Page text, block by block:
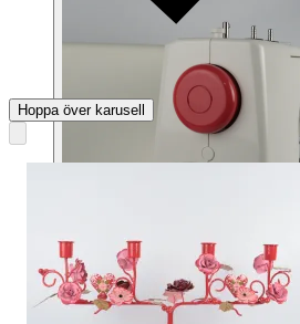
Hoppa över karusell